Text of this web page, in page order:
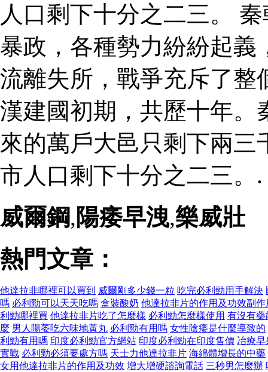
人口剩下十分之二三。
暴政，各種勢力紛紛起義
流離失所，戰爭充斥了整
漢建國初期，共歷十年。
來的萬戶大邑只剩下兩
市人口剩下十分之二三。.
威爾鋼, 陽痿早洩,樂威壯
熱門文章：
他達拉非哪裡可以買到 威爾剛多少錢一粒 吃完必利勁用手解決
嗎 必利勁可以天天吃嗎 盒裝酸奶 他達拉非片的作用及功效副作
利勁哪裡買 他達拉非片吃了怎麼樣 必利勁怎麼樣使用 有沒有藥
麼 男人陽萎吃六味地黃丸 必利勁有用嗎 女性陰痿是什麼導致的
利勁有用嗎 印度必利勁官方網站 印度必利勁在印度售價 冶療
實戰 必利勁必須要處方嗎 天士力他達拉非片 海綿體增長的中藥
女用他達拉非片的作用及功效 增大增硬諮詢電話 三秒男怎麼辦